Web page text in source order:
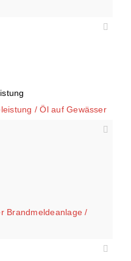
/ Öl auf Gewässer
Brandmeldeanlage /